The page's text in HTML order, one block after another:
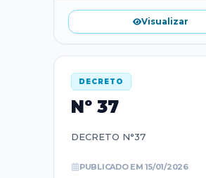
Visualizar
DECRETO
Nº 37
DECRETO N°37
PUBLICADO EM15/01/2026